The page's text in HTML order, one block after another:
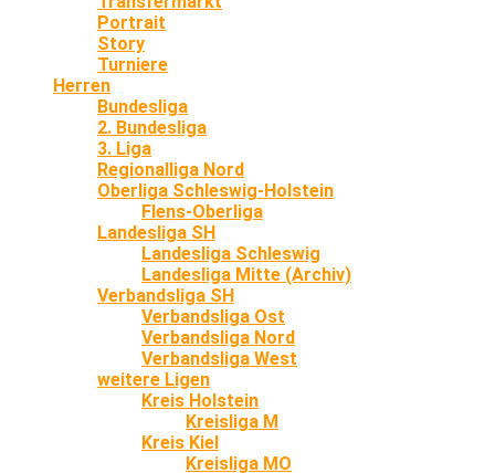
Portrait
Story
Turniere
Herren
Bundesliga
2. Bundesliga
3. Liga
Regionalliga Nord
Oberliga Schleswig-Holstein
Flens-Oberliga
Landesliga SH
Landesliga Schleswig
Landesliga Mitte (Archiv)
Verbandsliga SH
Verbandsliga Ost
Verbandsliga Nord
Verbandsliga West
weitere Ligen
Kreis Holstein
Kreisliga M
Kreis Kiel
Kreisliga MO